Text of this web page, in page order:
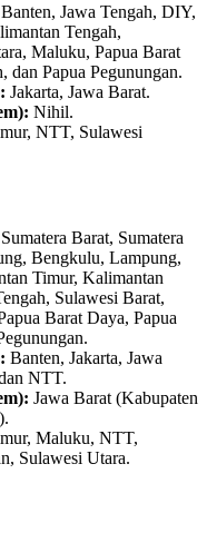
Banten, Jawa Tengah, DIY,
Tengah,
Maluku, Papua Barat
dan Papua Pegunungan.
Jakarta, Jawa Barat.
Nihil.
NTT, Sulawesi
Sumatera Barat, Sumatera
Bengkulu, Lampung,
Timur, Kalimantan
Sulawesi Barat,
Barat Daya, Papua
Banten, Jakarta, Jawa
NTT.
Jawa Barat (Kabupaten
Maluku, NTT,
Sulawesi Utara.